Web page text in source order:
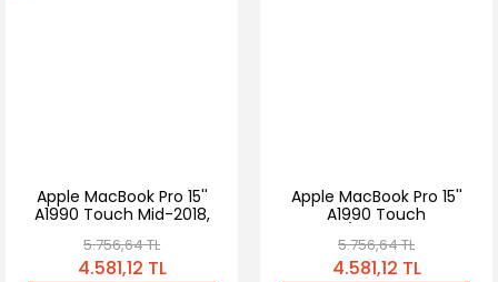
Apple MacBook Pro 15''
A1990 Touch Mid-2018,
5.756,64 TL
4.581,12 TL
Apple MacBook Pro 15''
A1990 Touch
5.756,64 TL
4.581,12 TL